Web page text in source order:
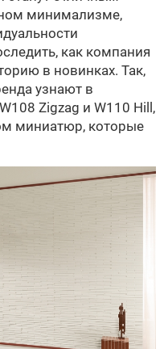
минимализме,
как компания
в новинках. Так,
узнают в
Zigzag и W110 Hill,
миниатюр, которые